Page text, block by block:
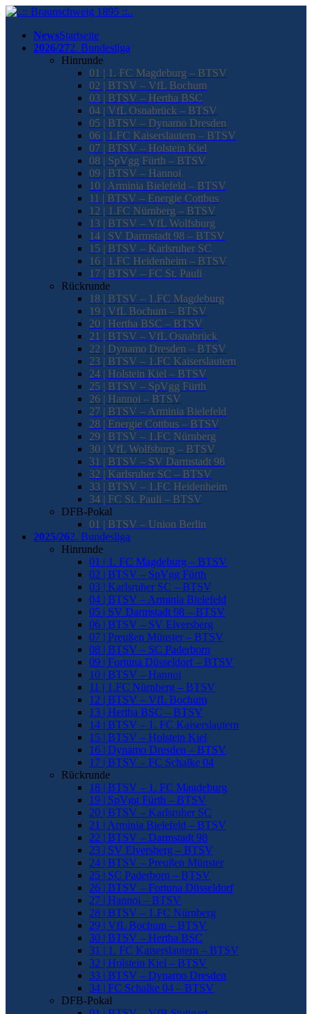
NewsStartseite
2026/272. Bundesliga
Hinrunde
01 | 1. FC Magdeburg – BTSV
02 | BTSV – VfL Bochum
03 | BTSV – Hertha BSC
04 | VfL Osnabrück – BTSV
05 | BTSV – Dynamo Dresden
06 | 1.FC Kaiserslautern – BTSV
07 | BTSV – Holstein Kiel
08 | SpVgg Fürth – BTSV
09 | BTSV – Hannoi
10 | Arminia Bielefeld – BTSV
11 | BTSV – Energie Cottbus
12 | 1.FC Nürnberg – BTSV
13 | BTSV – VfL Wolfsburg
14 | SV Darmstadt 98 – BTSV
15 | BTSV – Karlsruher SC
16 | 1.FC Heidenheim – BTSV
17 | BTSV – FC St. Pauli
Rückrunde
18 | BTSV – 1.FC Magdeburg
19 | VfL Bochum – BTSV
20 | Hertha BSC – BTSV
21 | BTSV – VfL Osnabrück
22 | Dynamo Dresden – BTSV
23 | BTSV – 1.FC Kaiserslautern
24 | Holstein Kiel – BTSV
25 | BTSV – SpVgg Fürth
26 | Hannoi – BTSV
27 | BTSV – Arminia Bielefeld
28 | Energie Cottbus – BTSV
29 | BTSV – 1.FC Nürnberg
30 | VfL Wolfsburg – BTSV
31 | BTSV – SV Darmstadt 98
32 | Karlsruher SC – BTSV
33 | BTSV – 1.FC Heidenheim
34 | FC St. Pauli – BTSV
DFB-Pokal
01 | BTSV – Union Berlin
2025/262. Bundesliga
Hinrunde
01 | 1. FC Magdeburg – BTSV
02 | BTSV – SpVgg Fürth
03 | Karlsruher SC – BTSV
04 | BTSV – Arminia Bielefeld
05 | SV Darmstadt 98 – BTSV
06 | BTSV – SV Elversberg
07 | Preußen Münster – BTSV
08 | BTSV – SC Paderborn
09 | Fortuna Düsseldorf – BTSV
10 | BTSV – Hannoi
11 | 1.FC Nürnberg – BTSV
12 | BTSV – VfL Bochum
13 | Hertha BSC – BTSV
14 | BTSV – 1. FC Kaiserslautern
15 | BTSV – Holstein Kiel
16 | Dynamo Dresden – BTSV
17 | BTSV – FC Schalke 04
Rückrunde
18 | BTSV – 1. FC Magdeburg
19 | SpVgg Fürth – BTSV
20 | BTSV – Karlsruher SC
21 | Arminia Bielefeld – BTSV
22 | BTSV – Darmstadt 98
23 | SV Elversberg – BTSV
24 | BTSV – Preußen Münster
25 | SC Paderborn – BTSV
26 | BTSV – Fortuna Düsseldorf
27 | Hannoi – BTSV
28 | BTSV – 1.FC Nürnberg
29 | VfL Bochum – BTSV
30 | BTSV – Hertha BSC
31 | 1. FC Kaiserslautern – BTSV
32 | Holstein Kiel – BTSV
33 | BTSV – Dynamo Dresden
34 | FC Schalke 04 – BTSV
DFB-Pokal